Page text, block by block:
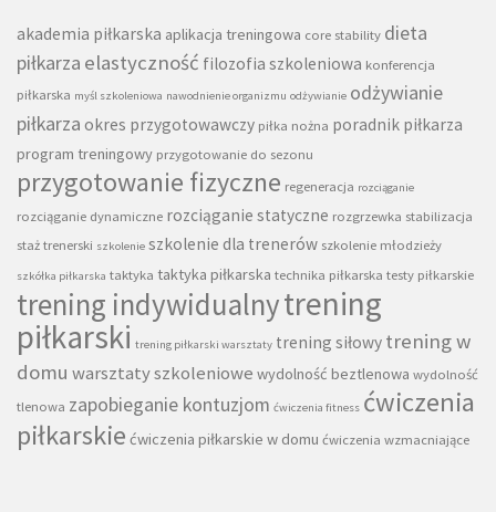
akademia piłkarska aplikacja treningowa core stability dieta
piłkarza elastyczność filozofia szkoleniowa konferencja
piłkarska myśl szkoleniowa nawodnienie organizmu odżywianie odżywianie
piłkarza okres przygotowawczy piłka nożna poradnik piłkarza
program treningowy przygotowanie do sezonu
przygotowanie fizyczne regeneracja rozciąganie
rozciąganie dynamiczne rozciąganie statyczne rozgrzewka stabilizacja
staż trenerski szkolenie szkolenie dla trenerów szkolenie młodzieży
szkółka piłkarska taktyka taktyka piłkarska technika piłkarska testy piłkarskie
trening indywidualnytrening
piłkarski trening piłkarski warsztaty trening siłowy trening w
domu warsztaty szkoleniowe wydolność beztlenowa wydolność
tlenowa zapobieganie kontuzjom ćwiczenia fitness ćwiczenia
piłkarskie ćwiczenia piłkarskie w domu ćwiczenia wzmacniające